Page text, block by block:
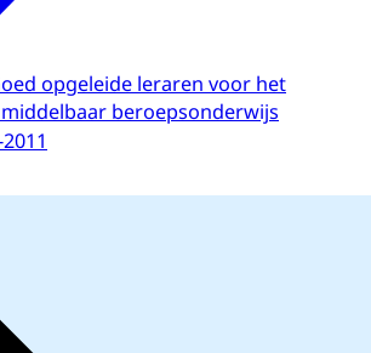
opgeleide leraren voor het
beroepsonderwijs